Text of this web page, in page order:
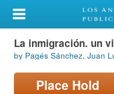
My Account
Library Card
Sign In
La inmigración. un
by Pagés Sánchez, Juan
Place Hold